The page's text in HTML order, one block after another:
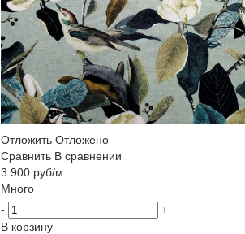
Отложить Отложено
Сравнить В сравнении
3 900руб/м
Много
-
+
В корзину